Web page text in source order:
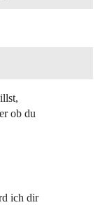
ob du
ich dir